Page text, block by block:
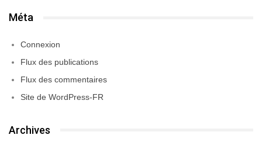
Méta
Connexion
Flux des publications
Flux des commentaires
Site de WordPress-FR
Archives